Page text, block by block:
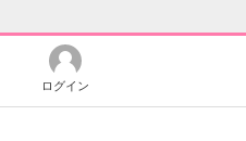
ログイン